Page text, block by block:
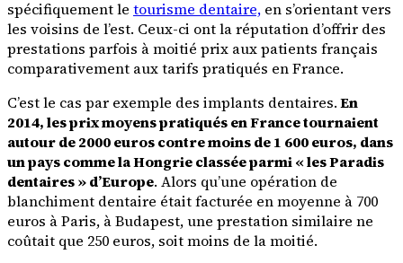
spécifiquement le tourisme dentaire, en s’orientant vers
les voisins de l’est. Ceux-ci ont la réputation d’offrir des
prestations parfois à moitié prix aux patients français
comparativement aux tarifs pratiqués en France.
C’est le cas par exemple des implants dentaires.En
2014, les prix moyens pratiqués en France tournaient
autour de 2000 euros contre moins de 1 600 euros, dans
un pays comme la Hongrie classée parmi « les Paradis
dentaires » d’Europe. Alors qu’une opération de
blanchiment dentaire était facturée en moyenne à 700
euros à Paris, à Budapest, une prestation similaire ne
coûtait que 250 euros, soit moins de la moitié.